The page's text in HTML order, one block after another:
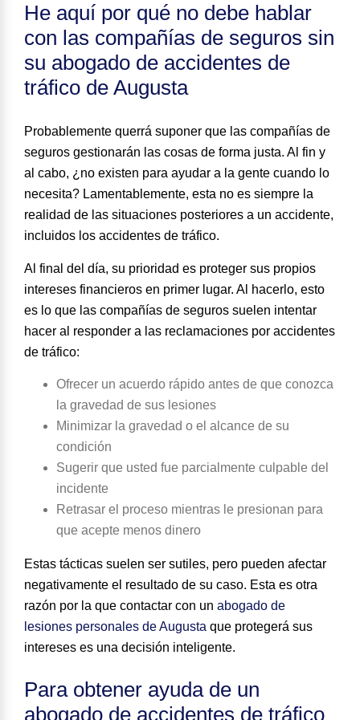
He aquí por qué no debe hablar
con las compañías de seguros sin
su abogado de accidentes de
tráfico de Augusta
Probablemente querrá suponer que las compañías de
seguros gestionarán las cosas de forma justa. Al fin y
al cabo, ¿no existen para ayudar a la gente cuando lo
necesita? Lamentablemente, esta no es siempre la
realidad de las situaciones posteriores a un accidente,
incluidos los accidentes de tráfico.
Al final del día, su prioridad es proteger sus propios
intereses financieros en primer lugar. Al hacerlo, esto
es lo que las compañías de seguros suelen intentar
hacer al responder a las reclamaciones por accidentes
de tráfico:
Ofrecer un acuerdo rápido antes de que conozca
la gravedad de sus lesiones
Minimizar la gravedad o el alcance de su
condición
Sugerir que usted fue parcialmente culpable del
incidente
Retrasar el proceso mientras le presionan para
que acepte menos dinero
Estas tácticas suelen ser sutiles, pero pueden afectar
negativamente el resultado de su caso. Esta es otra
razón por la que contactar con un abogado de
lesiones personales de Augusta que protegerá sus
intereses es una decisión inteligente.
Para obtener ayuda de un
abogado de accidentes de tráfico